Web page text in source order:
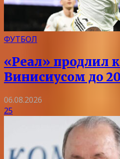
ФУТБОЛ
«Реал» продлил
Винисиусом до
06.08.2026
25